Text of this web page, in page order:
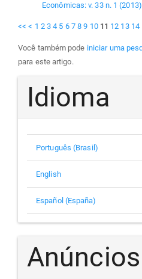
Econômicas: v. 33 n. 1 (2013)
<< < 1 2 3 4 5 6 7 8 9 10 11 12 13 14
Você também pode iniciar uma
para este artigo.
Idioma
Português (Brasil)
English
Español (España)
Anúncios